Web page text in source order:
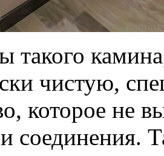
такого
чистую,
которое не
соединения.